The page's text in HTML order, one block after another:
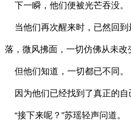
下一瞬，他们便被光芒吞没。
当他们再次醒来时，已然回到
落，微风拂面，一切仿佛从未改
但他们知道，一切都已不同。
因为他们已经找到了真正的自
“接下来呢？”苏瑶轻声问道。